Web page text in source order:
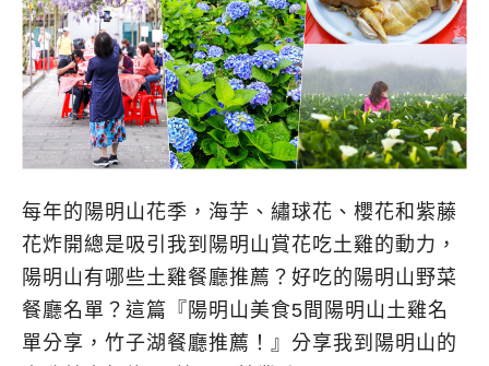
每年的陽明山花季，海芋、繡球花、櫻花和紫藤
花炸開總是吸引我到陽明山賞花吃土雞的動力，
陽明山有哪些土雞餐廳推薦？好吃的陽明山野菜
餐廳名單？這篇『陽明山美食5間陽明山土雞名
單分享，竹子湖餐廳推薦！』分享我到陽明山的